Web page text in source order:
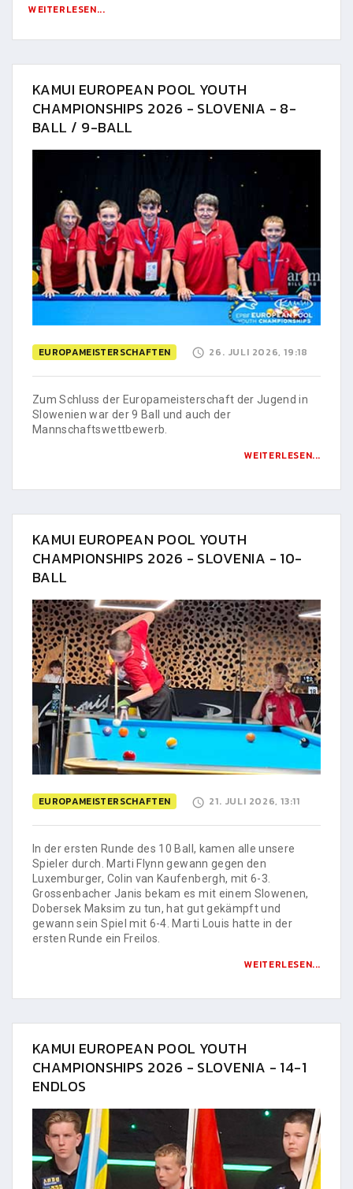
WEITERLESEN...
KAMUI EUROPEAN POOL YOUTH
CHAMPIONSHIPS 2026 - SLOVENIA - 8-
BALL / 9-BALL
EUROPAMEISTERSCHAFTEN 26. JULI 2026, 19:18
Zum Schluss der Europameisterschaft der Jugend in
Slowenien war der 9 Ball und auch der
Mannschaftswettbewerb.
WEITERLESEN...
KAMUI EUROPEAN POOL YOUTH
CHAMPIONSHIPS 2026 - SLOVENIA - 10-
BALL
EUROPAMEISTERSCHAFTEN 21. JULI 2026, 13:11
In der ersten Runde des 10 Ball, kamen alle unsere
Spieler durch. Marti Flynn gewann gegen den
Luxemburger, Colin van Kaufenbergh, mit 6-3.
Grossenbacher Janis bekam es mit einem Slowenen,
Dobersek Maksim zu tun, hat gut gekämpft und
gewann sein Spiel mit 6-4. Marti Louis hatte in der
ersten Runde ein Freilos.
WEITERLESEN...
KAMUI EUROPEAN POOL YOUTH
CHAMPIONSHIPS 2026 - SLOVENIA - 14-1
ENDLOS